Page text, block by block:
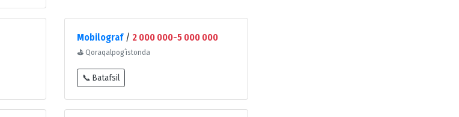
Mobilograf/ 2 000 000-5 000 000
⛳ Qoraqalpogʻistonda
📞 Batafsil